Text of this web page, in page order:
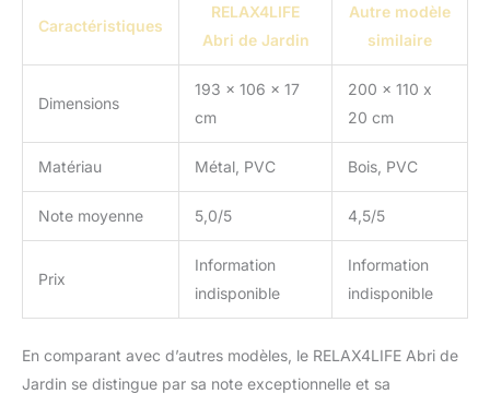
intérieur de 6.2 m3,
couvrant une zone de 3.1
㎡, vous permet de
ranger en toute sécurité
des outils de jardin et
tondeuses à gazon, des
des vélos.
★Remarque★La livraison
se fera en 2 boxes qui
peuvent d'être livrés à
une date différente.
Caractéristiques
RELAX4LIFE
Abri de Jardin
Autre modèle
similaire
Dimensions
193 x 106 x 17
cm
200 x 110 x
20 cm
Matériau Métal, PVC Bois, PVC
Note moyenne 5,0/5 4,5/5
Prix
Information
indisponible
Information
indisponible
En comparant avec d’autres modèles, le RELAX4LIFE Abri de
Jardin se distingue par sa note exceptionnelle et sa